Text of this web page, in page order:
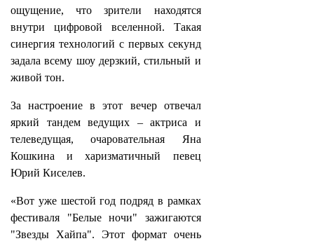
ощущение, что зрители находятся
внутри цифровой вселенной. Такая
синергия технологий с первых секунд
задала всему шоу дерзкий, стильный и
живой тон.
За настроение в этот вечер отвечал
яркий тандем ведущих – актриса и
телеведущая, очаровательная Яна
Кошкина и харизматичный певец
Юрий Киселев.
«Вот уже шестой год подряд в рамках
фестиваля "Белые ночи" зажигаются
"Звезды Хайпа". Этот формат очень